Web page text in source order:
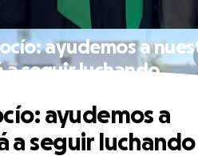
ayudemos a
a seguir luchando
ayudemos a
a seguir luchando